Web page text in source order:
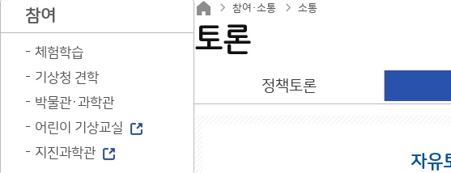
참여
체험학습
기상청 견학
박물관·과학관
어린이 기상교실
지진과학관
참여·소통 소통
토론
정책토론
자유